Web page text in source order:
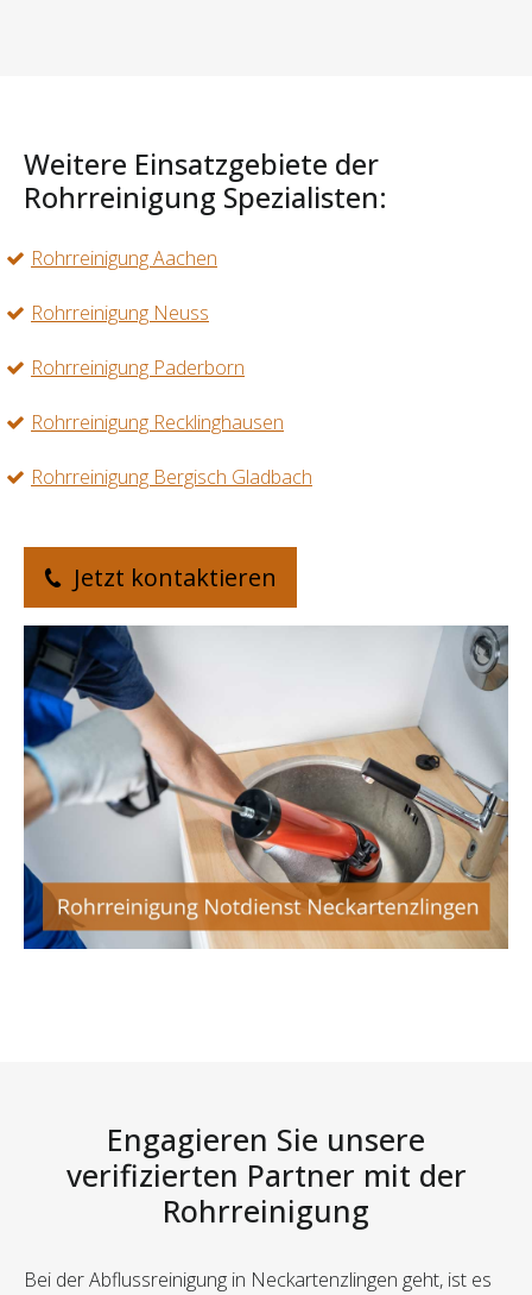
Weitere Einsatzgebiete der
Rohrreinigung Spezialisten:
Rohrreinigung Aachen
Rohrreinigung Neuss
Rohrreinigung Paderborn
Rohrreinigung Recklinghausen
Rohrreinigung Bergisch Gladbach
Jetzt kontaktieren
Engagieren Sie unsere
verifizierten Partner mit der
Rohrreinigung
Bei der Abflussreinigung in Neckartenzlingen geht, ist es